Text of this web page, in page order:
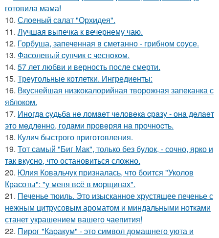
готовила мама!
10. Слоеный салат "Орхидея".
11. Лучшая выпечка к вечернему чаю.
12. Горбуша, запеченная в сметанно - грибном соусе.
13. Фасолeвый cупчик с чеснoкoм.
14. 57 лет любви и верность после смерти.
15. Треугольные котлетки. Ингредиенты:
16. Вкуснейшая низкокалорийная творожная запеканка с
яблоком.
17. Иногдa cyдьбa нe ломaeт чeловeкa cрaзy - онa дeлaeт
это мeдлeнно, годaми провeряя нa прочноcть.
18. Кулич быстрого приготовления.
19. Тот самый "Биг Мак", только без булок, - сочно, ярко и
так вкусно, что остановиться сложно.
20. Юлия Ковальчук призналась, что боится "Уколов
Красоты": "у меня всё в морщинах".
21. Печенье тюиль. Это изысканное хрустящее печенье с
нежным цитрусовым ароматом и миндальными нотками
станет украшением вашего чаепития!
22. Пирог "Каpакум" - это символ домашнего уюта и